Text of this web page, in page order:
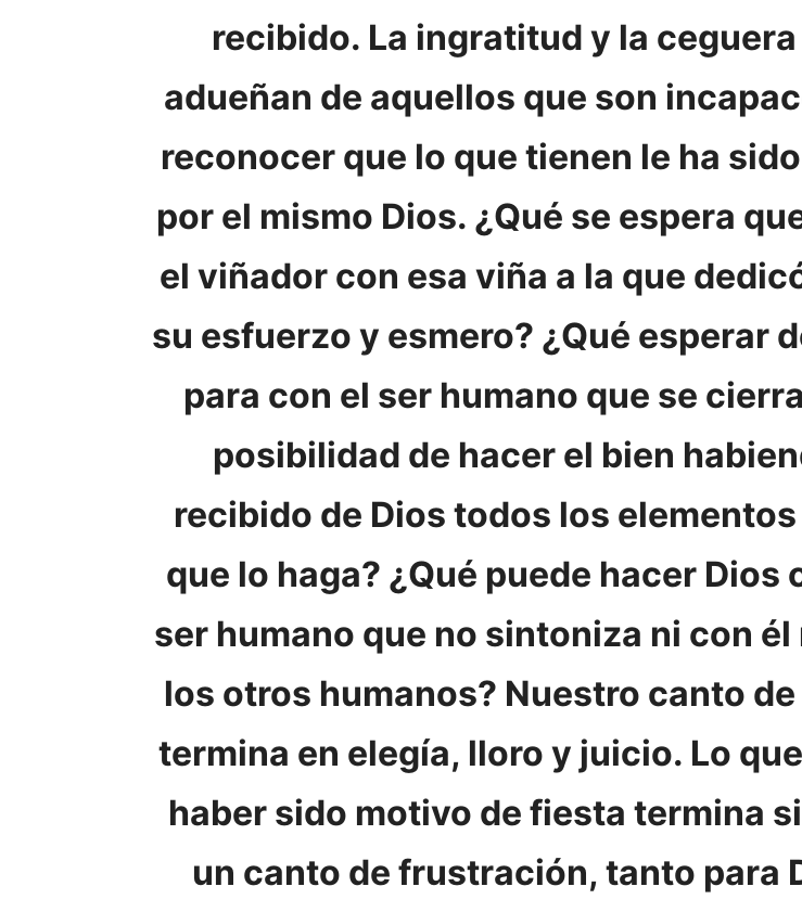
recibido. La ingratitud y la ceguera
adueñan de aquellos que son
reconocer que lo que tienen le ha
por el mismo Dios. ¿Qué se espera
el viñador con esa viña a la que
su esfuerzo y esmero? ¿Qué esperar
para con el ser humano que se
posibilidad de hacer el bien
recibido de Dios todos los
que lo haga? ¿Qué puede hacer Dios
ser humano que no sintoniza ni con él
los otros humanos? Nuestro canto
termina en elegía, lloro y juicio. Lo
haber sido motivo de fiesta termina
un canto de frustración, tanto para